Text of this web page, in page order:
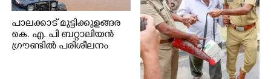
പാലക്കാട് മുട്ടിക്കുളങ്ങര
കെ. എ. പി ബറ്റാലിയൻ
ഗ്രൗണ്ടിൽ പരിശീലനം